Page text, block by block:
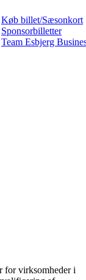
Køb billet/Sæsonkort
Sponsorbilletter
Team Esbjerg
for virksomheder i